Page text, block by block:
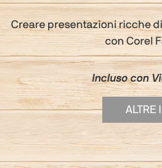
Creare presentazioni ricche
con Corel
Incluso con
ALTRE